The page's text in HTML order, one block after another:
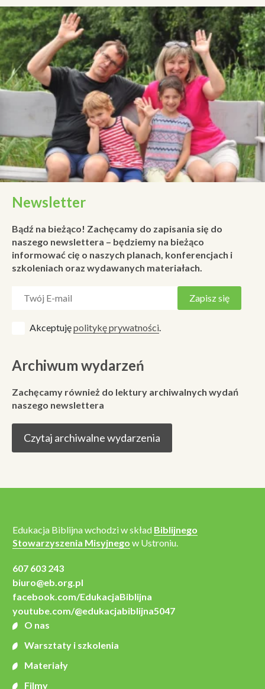
Newsletter
Bądź na bieżąco! Zachęcamy do zapisania się do
naszego newslettera – będziemy na bieżąco
informować cię o naszych planach, konferencjach i
szkoleniach oraz wydawanych materiałach.
Akceptujępolitykę prywatności.
Archiwum wydarzeń
Zachęcamy również do lektury archiwalnych wydań
naszego newslettera
Czytaj archiwalne wydarzenia
Edukacja Biblijna wchodzi w skład Biblijnego
Stowarzyszenia Misyjnego w Ustroniu.
607 603 243
biuro@eb.org.pl
facebook.com/EdukacjaBiblijna
youtube.com/@edukacjabiblijna5047
O nas
Warsztaty i szkolenia
Materiały
Filmy